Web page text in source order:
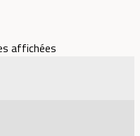
affichées